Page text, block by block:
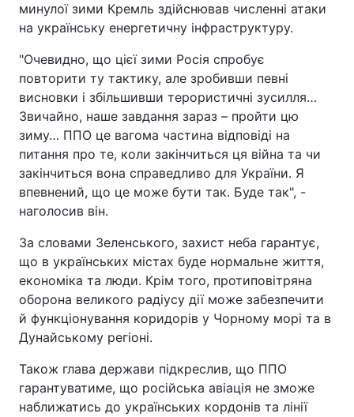
минулої зими Кремль здійснював численні атаки
на українську енергетичну інфраструктуру.
"Очевидно, що цієї зими Росія спробує
повторити ту тактику, але зробивши певні
висновки і збільшивши терористичні зусилля…
Звичайно, наше завдання зараз – пройти цю
зиму… ППО це вагома частина відповіді на
питання про те, коли закінчиться ця війна та чи
закінчиться вона справедливо для України. Я
впевнений, що це може бути так. Буде так", -
наголосив він.
За словами Зеленського, захист неба гарантує,
що в українських містах буде нормальне життя,
економіка та люди. Крім того, протиповітряна
оборона великого радіусу дії може забезпечити
й функціонування коридорів у Чорному морі та в
Дунайському регіоні.
Також глава держави підкреслив, що ППО
гарантуватиме, що російська авіація не зможе
наближатись до українських кордонів та лінії